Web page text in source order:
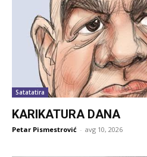
Satatatira
KARIKATURA DANA
Petar Pismestrović - avg 10, 2026